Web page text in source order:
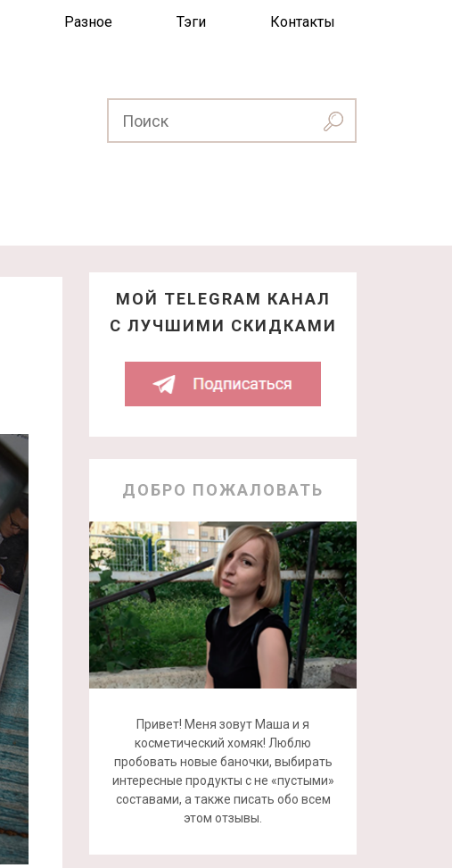
Разное Тэги Контакты
МОЙ TELEGRAM КАНАЛ
С ЛУЧШИМИ СКИДКАМИ
ДОБРО ПОЖАЛОВАТЬ
Привет! Меня зовут Маша и я
косметический хомяк! Люблю
пробовать новые баночки, выбирать
интересные продукты с не «пустыми»
составами, а также писать обо всем
этом отзывы.